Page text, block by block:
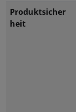
Produktsicher
heit